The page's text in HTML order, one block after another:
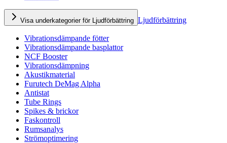
Visa underkategorier för Ljudförbättring Ljudförbättring
Vibrationsdämpande fötter
Vibrationsdämpande basplattor
NCF Booster
Vibrationsdämpning
Akustikmaterial
Furutech DeMag Alpha
Antistat
Tube Rings
Spikes & brickor
Faskontroll
Rumsanalys
Strömoptimering